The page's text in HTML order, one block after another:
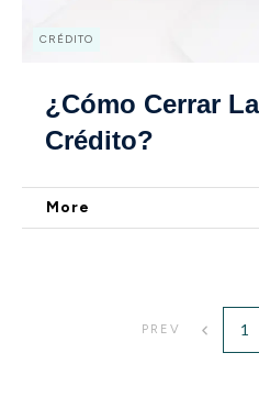
CRÉDITO
¿Cómo Cerrar
Crédito?
More
PREV 1